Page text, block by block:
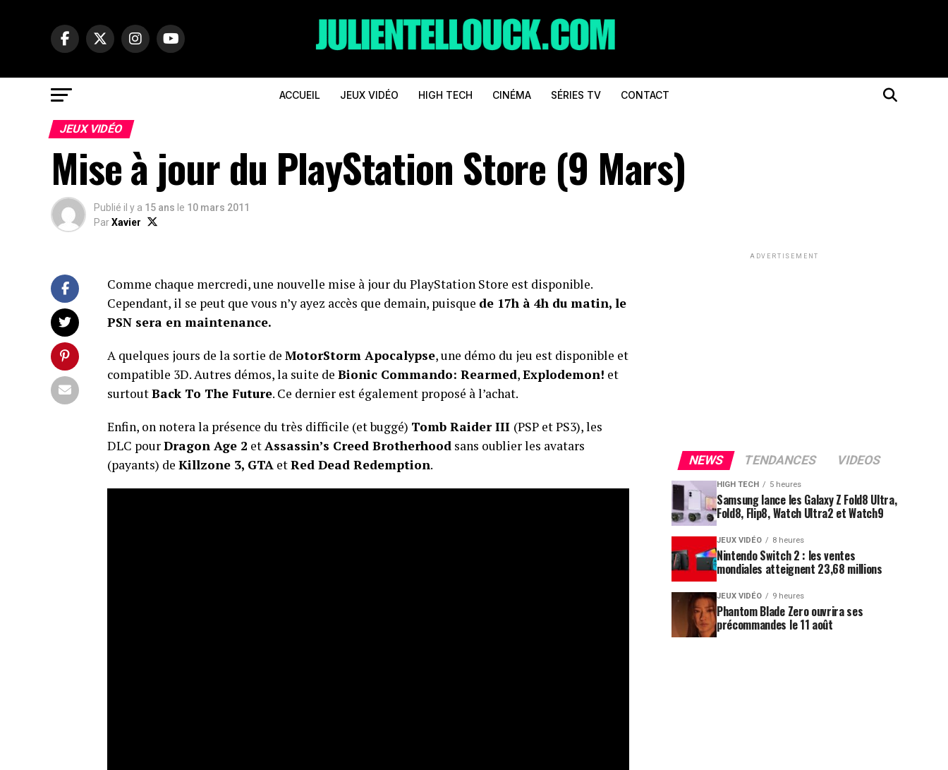
ACCUEIL JEUX VIDÉO HIGH TECH CINÉMA SÉRIES TV CONTACT
JEUX VIDÉO
Mise à jour du PlayStation Store (9 Mars)
Publié il y a 15 ans le 10 mars 2011
ParXavier
Comme chaque mercredi, une nouvelle mise à jour du PlayStation Store est disponible.
Cependant, il se peut que vous n’y ayez accès que demain, puisque de 17h à 4h du matin, le
PSN sera en maintenance.
A quelques jours de la sortie de MotorStorm Apocalypse, une démo du jeu est disponible et
compatible 3D. Autres démos, la suite de Bionic Commando: Rearmed,Explodemon! et
surtoutBack To The Future. Ce dernier est également proposé à l’achat.
Enfin, on notera la présence du très difficile (et buggé) Tomb Raider III (PSP et PS3), les
DLC pourDragon Age 2 etAssassin’s Creed Brotherhood sans oublier les avatars
(payants) de Killzone 3, GTA etRed Dead Redemption.
ADVERTISEMENT
NEWS TENDANCES VIDEOS
HIGH TECH 5 heures
Samsung lance les Galaxy Z Fold8 Ultra,
Fold8, Flip8, Watch Ultra2 et Watch9
JEUX VIDÉO 8 heures
Nintendo Switch 2 : les ventes
mondiales atteignent 23,68 millions
JEUX VIDÉO 9 heures
Phantom Blade Zero ouvrira ses
précommandes le 11 août